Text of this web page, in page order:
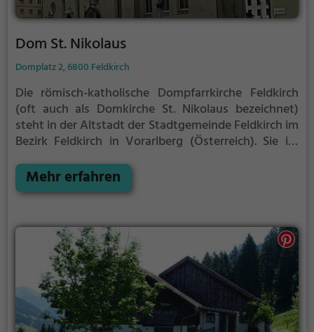
Dom St. Nikolaus
Domplatz 2, 6800 Feldkirch
Die römisch-katholische Dompfarrkirche Feldkirch
(oft auch als Domkirche St. Nikolaus bezeichnet)
steht in der Altstadt der Stadtgemeinde Feldkirch im
Bezirk Feldkirch in Vorarlberg (Österreich). Sie ist
Dekanat Feldkirch in der Diözese Feldkirch. Das
Bauwerk steht unter Denkmalschutz. Mit Gründung
August 1968 zum Dom.
Mehr erfahren